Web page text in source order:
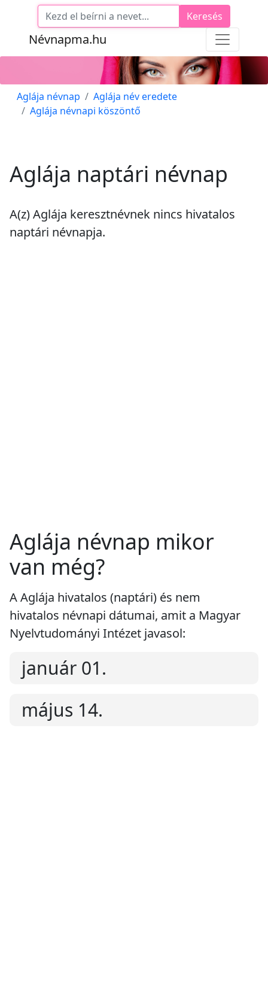
Névnapma.hu
Keresés
Aglája névnap
Aglája név eredete
Aglája névnapi köszöntő
Aglája naptári névnap
A(z) Aglája keresztnévnek nincs hivatalos
naptári névnapja.
Aglája névnap mikor
van még?
A Aglája hivatalos (naptári) és nem
hivatalos névnapi dátumai, amit a Magyar
Nyelvtudományi Intézet javasol:
január 01.
május 14.